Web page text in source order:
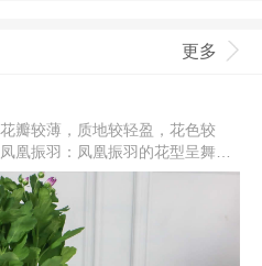
更多
瓣较薄，质地较轻盈，花色较
凰振羽：凤凰振羽的花型呈舞环
一样。3、绿牡丹：绿牡丹的花
冠微微呈扁球状。4、其他：还
、绿云、帅旗、鬃掸佛尘、西湖